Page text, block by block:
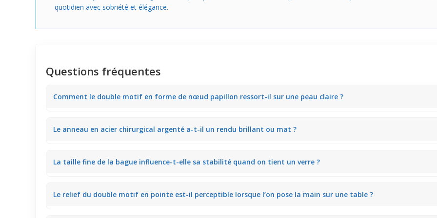
quotidien avec sobriété et élégance.
Questions fréquentes
Comment le double motif en forme de nœud papillon ressort-il sur une peau claire ?
lumière naturelle, parfait pour une réunion ou un déjeuner en journée.
Le anneau en acier chirurgical argenté a-t-il un rendu brillant ou mat ?
idéal quand on écrit ou utilise un ordinateur.
La taille fine de la bague influence-t-elle sa stabilité quand on tient un verre ?
d’une sortie entre amis.
Le relief du double motif en pointe est-il perceptible lorsque l’on pose la main sur une table ?